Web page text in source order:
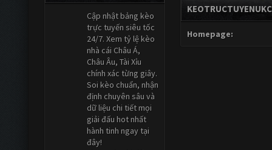
Cập nhật bảng kèo
trực tuyến siêu tốc
24/7. Xem tỷ lệ kèo
nhà cái Châu Á,
Châu Âu, Tài Xỉu
chính xác từng giây.
Soi kèo chuẩn, nhận
định chuyên sâu và
dữ liệu chi tiết mọi
giải đấu hot nhất
hành tinh ngay tại
đây!
Homepage: